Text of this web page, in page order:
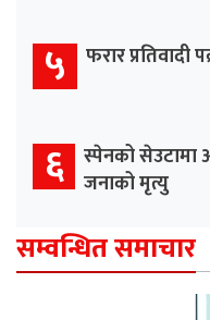
५ फरार प्रतिवादी
६ स्पेनको सेउटामा
जनाको मृत्यु
सम्वन्धित समाचार